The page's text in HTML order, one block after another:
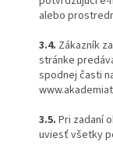
alebo
3.4. Zákazník
stránke
spodnej časti
3.5. Pri zadaní
uviesť všetky